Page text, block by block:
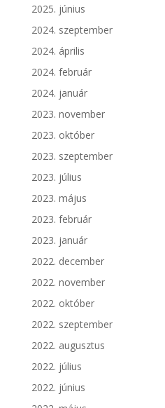
2025. június
2024. szeptember
2024. április
2024. február
2024. január
2023. november
2023. október
2023. szeptember
2023. július
2023. május
2023. február
2023. január
2022. december
2022. november
2022. október
2022. szeptember
2022. augusztus
2022. július
2022. június